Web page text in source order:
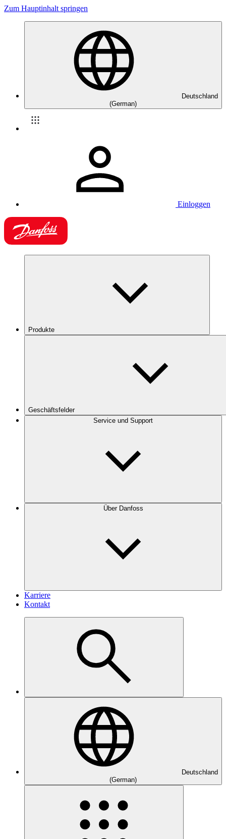
Zum Hauptinhalt springen
Deutschland
(German)
Einloggen
Produkte
Geschäftsfelder
Service und Support
Über Danfoss
Karriere
Kontakt
Deutschland
(German)